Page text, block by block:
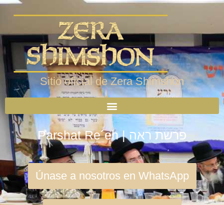
Sitio oficial de Zera Shimshon
Parshat Re´eh | פרשת ראה
Únase a nosotros en WhatsApp